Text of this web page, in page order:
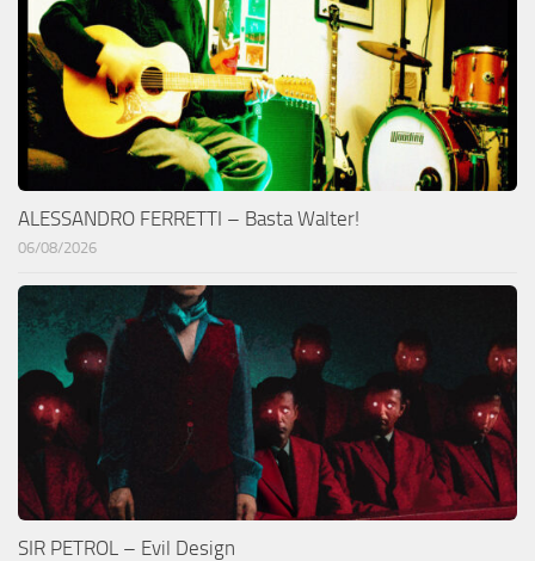
ALESSANDRO FERRETTI – Basta Walter!
06/08/2026
SIR PETROL – Evil Design